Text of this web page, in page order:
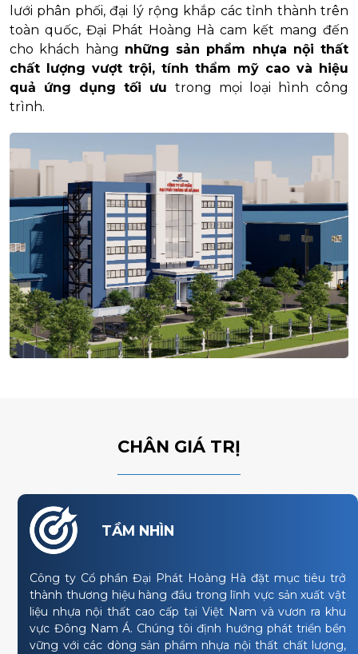
lưới phân phối, đại lý rộng khắp các tỉnh thành trên
toàn quốc, Đại Phát Hoàng Hà cam kết mang đến
cho khách hàng những sản phẩm nhựa nội thất
chất lượng vượt trội, tính thẩm mỹ cao và hiệu
quả ứng dụng tối ưu trong mọi loại hình công
trình.
CHÂN GIÁ TRỊ
TẦM NHÌN
Công ty Cổ phần Đại Phát Hoàng Hà đặt mục tiêu trở
thành thương hiệu hàng đầu trong lĩnh vực sản xuất vật
liệu nhựa nội thất cao cấp tại Việt Nam và vươn ra khu
vực Đông Nam Á. Chúng tôi định hướng phát triển bền
vững với các dòng sản phẩm nhựa nội thất chất lượng,